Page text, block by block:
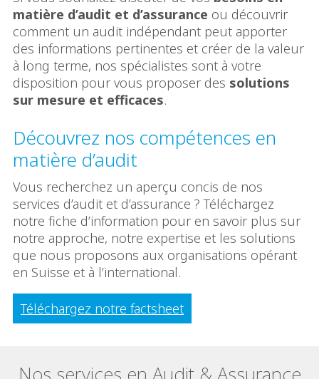
matière d’audit et d’assurance ou découvrir
comment un audit indépendant peut apporter
des informations pertinentes et créer de la valeur
à long terme, nos spécialistes sont à votre
disposition pour vous proposer des solutions
sur mesure et efficaces.
Découvrez nos compétences en
matière d’audit
Vous recherchez un aperçu concis de nos
services d’audit et d’assurance ? Téléchargez
notre fiche d’information pour en savoir plus sur
notre approche, notre expertise et les solutions
que nous proposons aux organisations opérant
en Suisse et à l’international.
Téléchargez notre factsheet